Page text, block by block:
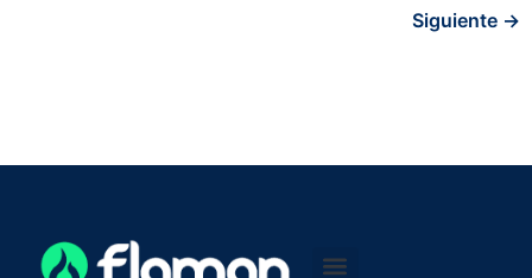
Siguiente →